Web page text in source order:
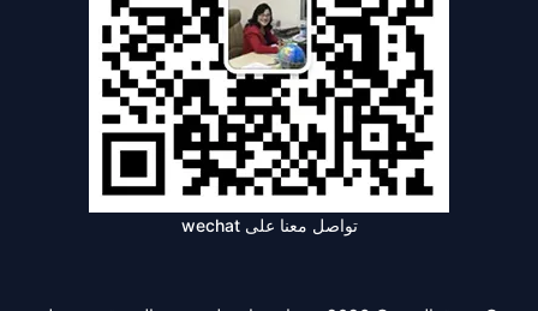
تواصل معنا على wechat